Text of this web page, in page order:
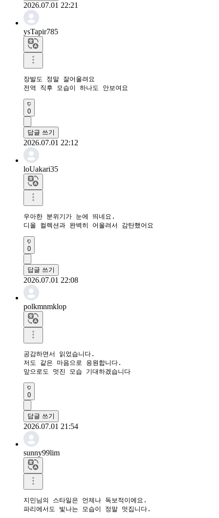
2026.07.01 22:21
ysTapir785
장발도 정말 잘어울려요
전역 직후 모습이 하나도 안보여요
0
답글 쓰기
2026.07.01 22:12
loUakari35
우아한 분위기가 눈에 띄네요.
디올 컬렉션과 완벽히 어울려서 감탄했어요
0
답글 쓰기
2026.07.01 22:08
polkmnmklop
공감하면서 읽었습니다.
저도 같은 마음으로 응원합니다.
앞으로도 멋진 모습 기대하겠습니다
0
답글 쓰기
2026.07.01 21:54
sunny99lim
지민님의 스타일은 언제나 독보적이에요.
파리에서도 빛나는 모습이 정말 멋집니다.